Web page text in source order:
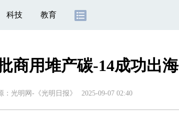
科技 教育
商用堆产碳-14成功出海
： 光明网-《光明日报》 2025-09-07 02:40